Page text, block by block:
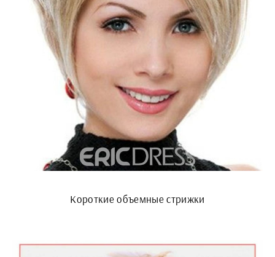
Короткие объемные стрижки